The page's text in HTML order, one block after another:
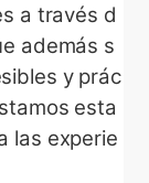
a través d
además s
y prác
esta
las experie